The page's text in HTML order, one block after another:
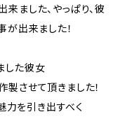
ました、やっぱり、彼
が出来ました！
した彼女
させて頂きました！
力を引き出すべく